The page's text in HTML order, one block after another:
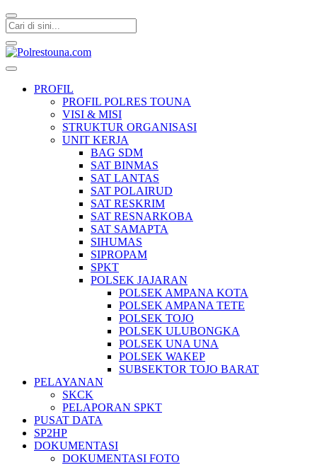
PROFIL
PROFIL POLRES TOUNA
VISI & MISI
STRUKTUR ORGANISASI
UNIT KERJA
BAG SDM
SAT BINMAS
SAT LANTAS
SAT POLAIRUD
SAT RESKRIM
SAT RESNARKOBA
SAT SAMAPTA
SIHUMAS
SIPROPAM
SPKT
POLSEK JAJARAN
POLSEK AMPANA KOTA
POLSEK AMPANA TETE
POLSEK TOJO
POLSEK ULUBONGKA
POLSEK UNA UNA
POLSEK WAKEP
SUBSEKTOR TOJO BARAT
PELAYANAN
SKCK
PELAPORAN SPKT
PUSAT DATA
SP2HP
DOKUMENTASI
DOKUMENTASI FOTO